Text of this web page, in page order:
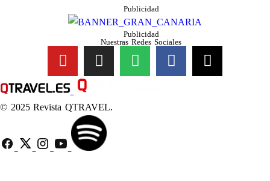
Publicidad
Publicidad
Nuestras Redes Sociales
© 2025 Revista QTRAVEL.